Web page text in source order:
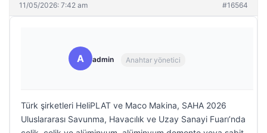
11/05/2026: 7:42 am #16564
A admin Anahtar yönetici
Türk şirketleri HeliPLAT ve Maco Makina, SAHA 2026
Uluslararası Savunma, Havacılık ve Uzay Sanayi Fuarı’nda